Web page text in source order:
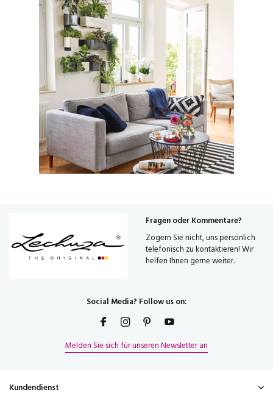
Fragen oder Kommentare?
Zögern Sie nicht, uns persönlich
telefonisch zu kontaktieren! Wir
helfen Ihnen gerne weiter.
Social Media? Follow us on:
Melden Sie sich für unseren Newsletter an
Kundendienst